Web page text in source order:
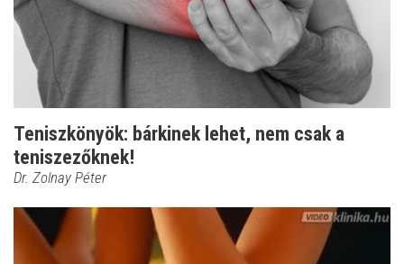
Teniszkönyök: bárkinek lehet, nem csak a
teniszezőknek!
Dr. Zolnay Péter